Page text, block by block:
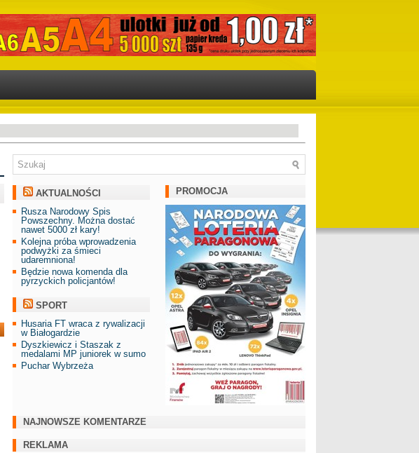
AKTUALNOŚCI
Rusza Narodowy Spis
Powszechny. Można dostać
nawet 5000 zł kary!
Kolejna próba wprowadzenia
podwyżki za śmieci
udaremniona!
Będzie nowa komenda dla
pyrzyckich policjantów!
SPORT
Husaria FT wraca z rywalizacji
w Białogardzie
Dyszkiewicz i Staszak z
medalami MP juniorek w sumo
Puchar Wybrzeża
PROMOCJA
NAJNOWSZE KOMENTARZE
REKLAMA